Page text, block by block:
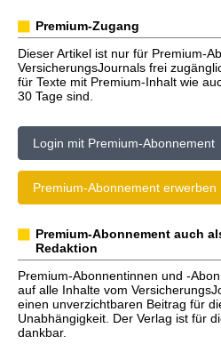
Premium-Zugang
Dieser Artikel ist nur für Premium-
VersicherungsJournals frei
für Texte mit Premium-Inhalt wie
30 Tage sind.
Login mit Premium-Abonnement
Premium-Abonnement erwerben
Premium-Abonnement auch
Redaktion
Premium-Abonnentinnen und -
auf alle Inhalte vom
einen unverzichtbaren Beitrag für
Unabhängigkeit. Der Verlag ist für
dankbar.